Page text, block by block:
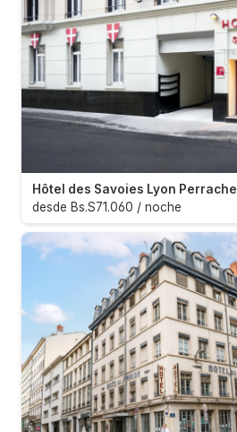
Hôtel des Savoies Lyon Perrache
desde Bs.S71.060 / noche